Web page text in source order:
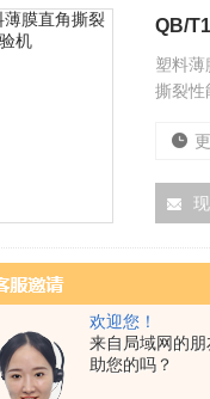
欢迎您！
来自局域网的
助您的吗？
QB/
塑料
撕裂性
GB/
胶带
料薄膜